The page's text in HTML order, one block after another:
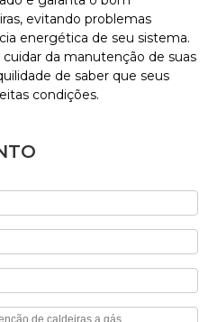
evitando problemas
energética de seu sistema.
da manutenção de suas
de saber que seus
condições.